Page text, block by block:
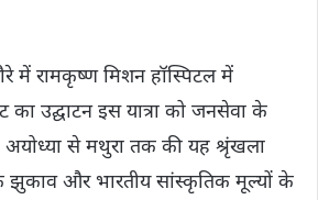
में रामकृष्ण मिशन हॉस्पिटल में
उद्घाटन इस यात्रा को जनसेवा के
से मथुरा तक की यह श्रृंखला
झुकाव और भारतीय सांस्कृतिक मूल्यों के